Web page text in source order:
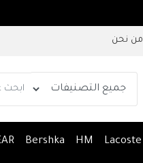
من نحن
Lacoste
HM
Bershka